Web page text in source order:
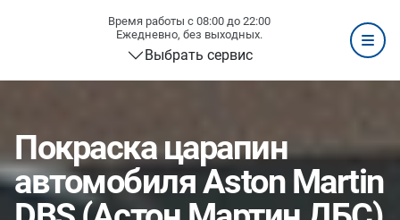
Время работы с 08:00 до 22:00
Ежедневно, без выходных.
Выбрать сервис
Покраска царапин
автомобиля Aston Martin